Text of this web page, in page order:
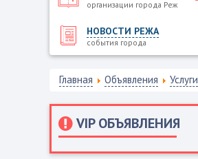
организации города Реж
НОВОСТИ РЕЖА
события города
Главная Объявления Услуги
VIP ОБЪЯВЛЕНИЯ